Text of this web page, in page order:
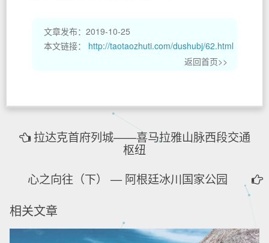
文章发布：2019-10-25
本文链接： http://taotaozhuti.com/dushubj/62.html
返回首页>>
拉达克首府列城——喜马拉雅山脉西段交通
枢纽
心之向往（下） — 阿根廷冰川国家公园
相关文章